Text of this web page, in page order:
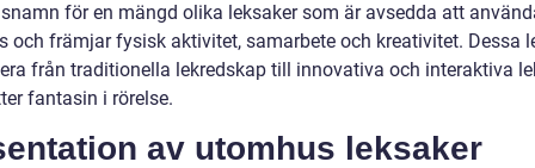
för en mängd olika leksaker som är avsedda att
och främjar fysisk aktivitet, samarbete och kreativitet. Dessa
från traditionella lekredskap till innovativa och interaktiva
fantasin i rörelse.
av utomhus leksaker